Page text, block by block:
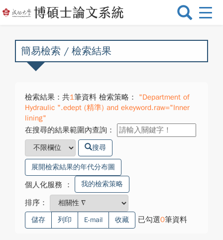
選
換
簡易檢索 / 檢索結果
檢索結果：共1筆資料 檢索策略：
"Department of
Hydraulic ".edept (精準) and ekeyword.raw="Inner
lining"
在搜尋的結果範圍內查詢：
搜尋
展開檢索結果的年代分布圖
個人化服務 ： 我的檢索策略
排序：
儲存 列印 E-mail 收藏 已勾選0筆資料